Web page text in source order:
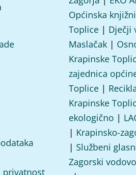
privatnost
Općinska
Toplice | Dječji
Maslačak |
Krapinske
zajednica
Toplice |
Krapinske
ekologično |
| Krapinsko-
| Službeni
Zagorski